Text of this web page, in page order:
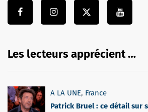
Les lecteurs apprécient …
A LA UNE, France
Patrick Bruel : ce détail sur